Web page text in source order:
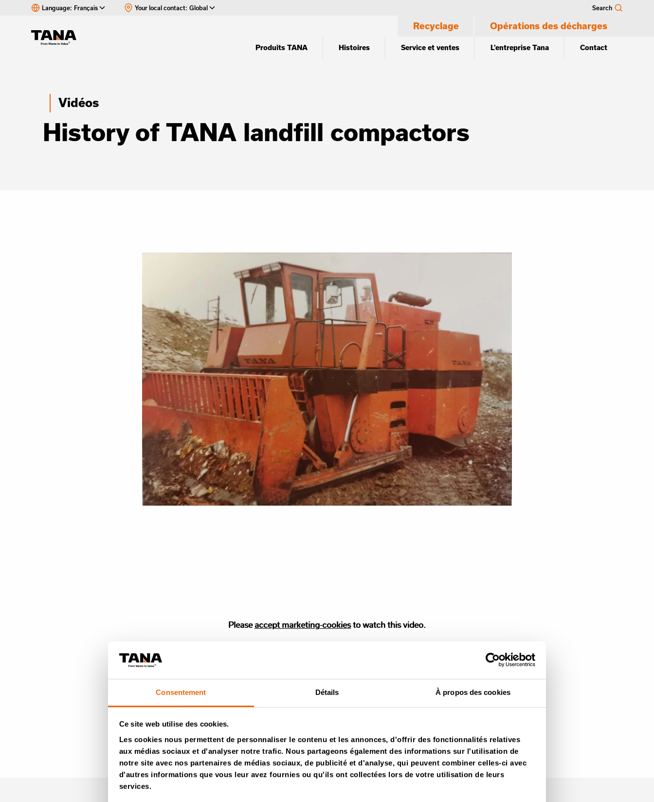
Consentement Détails À propos des cookies
Ce site web utilise des cookies.
Les cookies nous permettent de personnaliser le contenu et les annonces, d'offrir des fonctionnalités relatives
aux médias sociaux et d'analyser notre trafic. Nous partageons également des informations sur l'utilisation de
notre site avec nos partenaires de médias sociaux, de publicité et d'analyse, qui peuvent combiner celles-ci avec
d'autres informations que vous leur avez fournies ou qu'ils ont collectées lors de votre utilisation de leurs
services.
Language: Français Your local contact: Global Search
Recyclage Opérations des décharges
Produits TANA Histoires Service et ventes L’entreprise Tana Contact
Vidéos
History of TANA landfill compactors
Please accept marketingcookies to watch this video.
Pleaseaccept marketing-cookiesto watch this video.
Revenir aux Vidéos